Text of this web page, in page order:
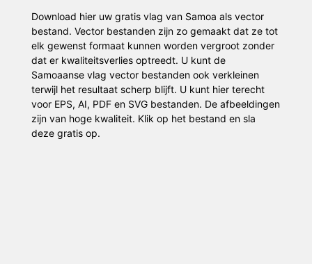
Download hier uw gratis vlag van Samoa als vector
bestand. Vector bestanden zijn zo gemaakt dat ze tot
elk gewenst formaat kunnen worden vergroot zonder
dat er kwaliteitsverlies optreedt. U kunt de
Samoaanse vlag vector bestanden ook verkleinen
terwijl het resultaat scherp blijft. U kunt hier terecht
voor EPS, AI, PDF en SVG bestanden. De afbeeldingen
zijn van hoge kwaliteit. Klik op het bestand en sla
deze gratis op.